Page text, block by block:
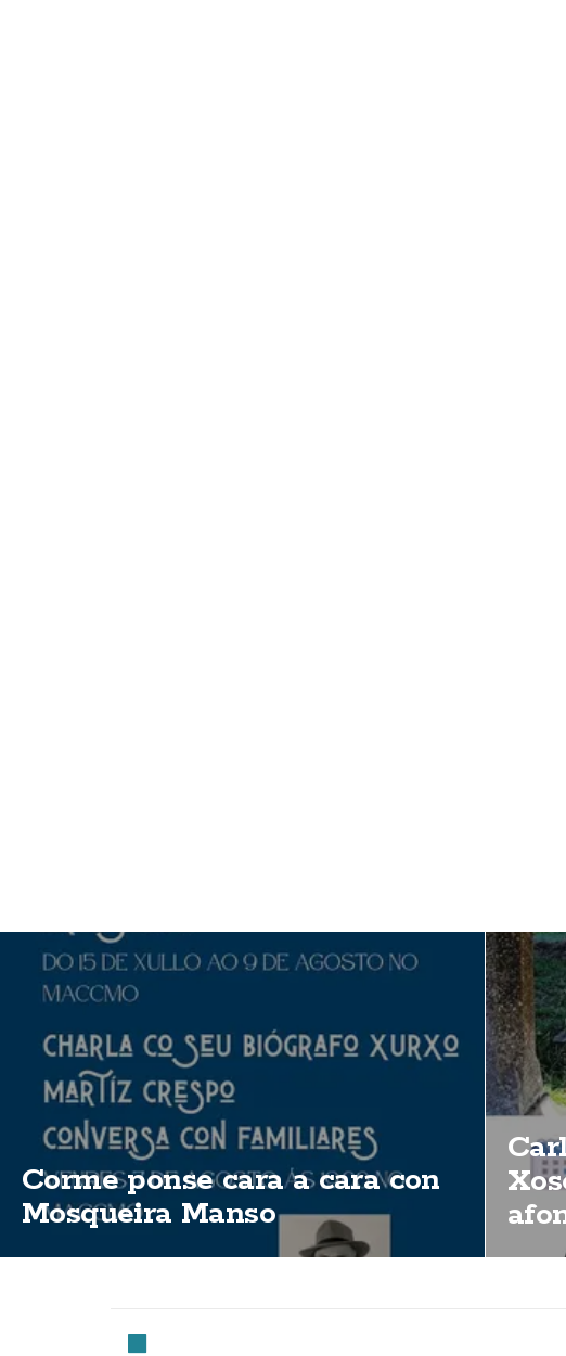
Corme ponse cara a cara con
Mosqueira Manso